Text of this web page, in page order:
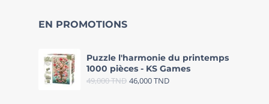
EN PROMOTIONS
Puzzle l'harmonie du printemps
1000 pièces - KS Games
49,000TND 46,000TND